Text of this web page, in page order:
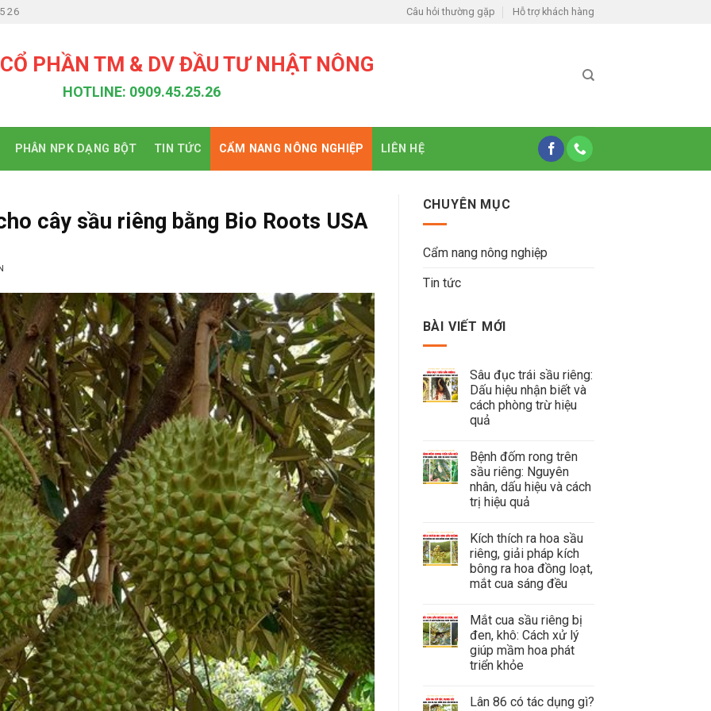
26 Câu hỏi thường gặp Hỗ trợ khách hàng
PHẦN TM & DV ĐẦU TƯ NHẬT NÔNG
HOTLINE: 0909.45.25.26
PHÂN NPK DẠNG BỘT TIN TỨC CẨM NANG NÔNG NGHIỆP LIÊN HỆ
cây sầu riêng bằng Bio Roots USA
CHUYÊN MỤC
Cẩm nang nông nghiệp
Tin tức
BÀI VIẾT MỚI
Sâu đục trái sầu riêng:
Dấu hiệu nhận biết và
cách phòng trừ hiệu
quả
Bệnh đốm rong trên
sầu riêng: Nguyên
nhân, dấu hiệu và cách
trị hiệu quả
Kích thích ra hoa sầu
riêng, giải pháp kích
bông ra hoa đồng loạt,
mắt cua sáng đều
Mắt cua sầu riêng bị
đen, khô: Cách xử lý
giúp mầm hoa phát
triển khỏe
Lân 86 có tác dụng gì?